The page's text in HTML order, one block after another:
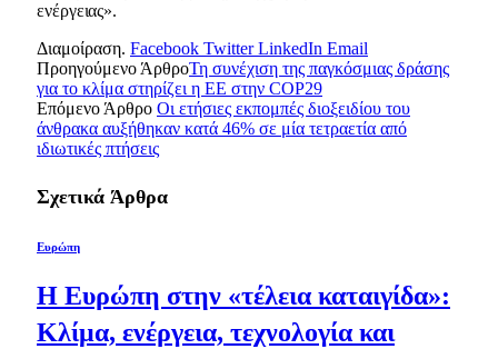
ενέργειας».
Διαμοίραση. Facebook Twitter LinkedIn Email
Προηγούμενο ΆρθροΤη συνέχιση της παγκόσμιας δράσης
για το κλίμα στηρίζει η ΕΕ στην COP29
Επόμενο Άρθρο Oι ετήσιες εκπομπές διοξειδίου του
άνθρακα αυξήθηκαν κατά 46% σε μία τετραετία από
ιδιωτικές πτήσεις
Σχετικά Άρθρα
Ευρώπη
Η Ευρώπη στην «τέλεια καταιγίδα»:
Κλίμα, ενέργεια, τεχνολογία και